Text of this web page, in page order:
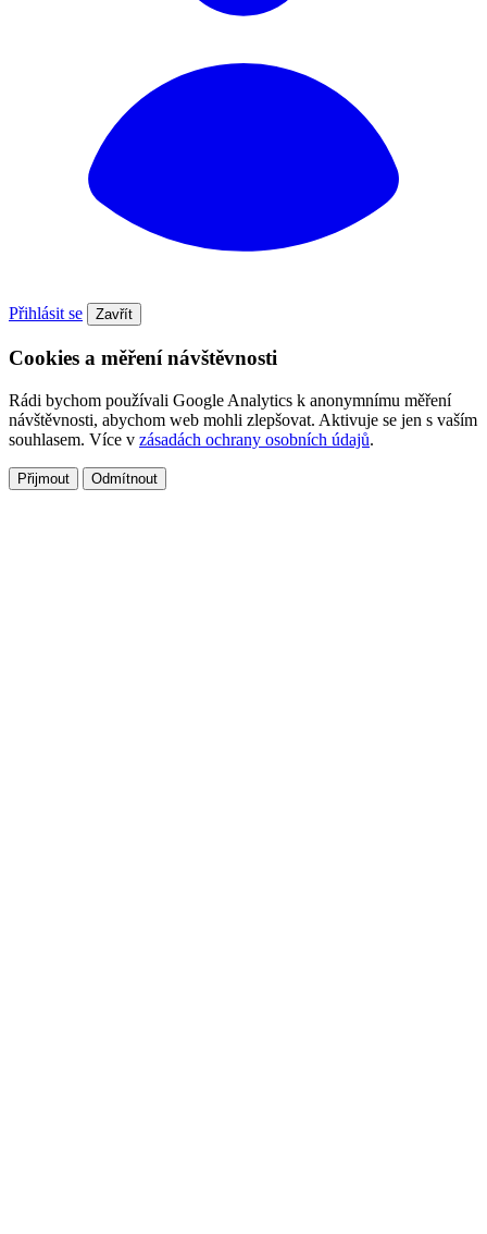
Přihlásit se Zavřít
Cookies a měření návštěvnosti
Rádi bychom používali Google Analytics k anonymnímu měření
návštěvnosti, abychom web mohli zlepšovat. Aktivuje se jen s vaším
souhlasem. Více v zásadách ochrany osobních údajů.
Přijmout Odmítnout